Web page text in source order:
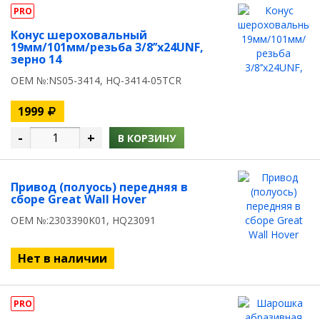
PRO
Конус шероховальный
19мм/101мм/резьба 3/8’’х24UNF,
зерно 14
OEM №:NS05-3414, HQ-3414-05TCR
1999
- + В КОРЗИНУ
Привод (полуось) передняя в
сборе Great Wall Hover
OEM №:2303390K01, HQ23091
Нет в наличии
PRO